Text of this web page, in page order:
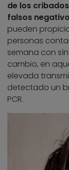
de los
falsos
pueden
personas
semana con
cambio, en
elevada
detectado un
PCR.